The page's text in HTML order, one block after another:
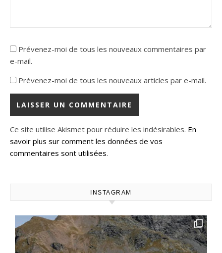
Prévenez-moi de tous les nouveaux commentaires par
e-mail.
Prévenez-moi de tous les nouveaux articles par e-mail.
Ce site utilise Akismet pour réduire les indésirables. En
savoir plus sur comment les données de vos
commentaires sont utilisées.
INSTAGRAM